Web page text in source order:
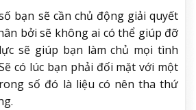
bạn sẽ cần chủ động giải quyết
bởi sẽ không ai có thể giúp đỡ
sẽ giúp bạn làm chủ mọi tình
có lúc bạn phải đối mặt với một
số đó là liệu có nên tha thứ